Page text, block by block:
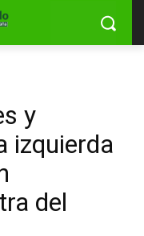
y
izquierda
del